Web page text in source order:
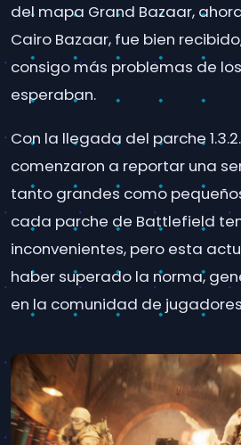
del mapa Grand Bazaar,
Cairo Bazaar, fue bien
consigo más problemas de
esperaban.
Con la llegada del parche
comenzaron a reportar una
tanto grandes como
cada parche de Battlefield
inconvenientes, pero esta
haber superado la norma,
en la comunidad de